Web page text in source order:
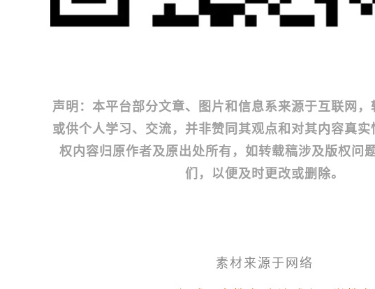
声明：本平台部分文章、图片和信息系来源于互联网
或供个人学习、交流，并非赞同其观点和对其内容真
权内容归原作者及原出处所有，如转载稿涉及版权问
们，以便及时更改或删除。
素材来源于网络